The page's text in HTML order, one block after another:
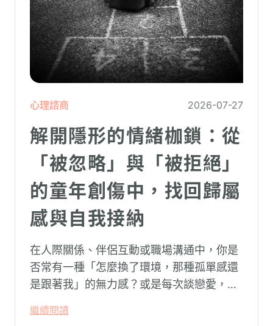
心理諮商 2026-07-27
解開隱形的情緒枷鎖：從
「被忽略」與「被拒絕」
的童年創傷中，找回歸屬
感與自我接納
在人際關係、伴侶互動或職場溝通中，你是
否常有一種「怎麼換了環境，那種孤單感還
是跟著我」的無力感？或是每次談戀愛，總
卻演變成兩敗俱傷？
繼續閱讀